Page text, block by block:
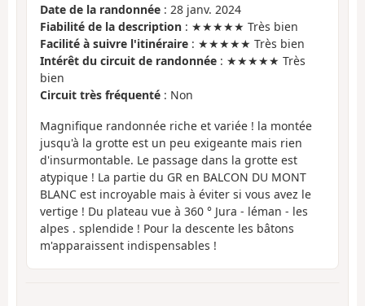
Date de la randonnée : 28 janv. 2024
Fiabilité de la description : ★★★★★ Très bien
Facilité à suivre l'itinéraire : ★★★★★ Très bien
Intérêt du circuit de randonnée : ★★★★★ Très
bien
Circuit très fréquenté : Non
Magnifique randonnée riche et variée ! la montée
jusqu'à la grotte est un peu exigeante mais rien
d'insurmontable. Le passage dans la grotte est
atypique ! La partie du GR en BALCON DU MONT
BLANC est incroyable mais à éviter si vous avez le
vertige ! Du plateau vue à 360 ° Jura - léman - les
alpes . splendide ! Pour la descente les bâtons
m'apparaissent indispensables !